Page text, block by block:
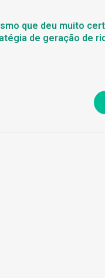
que deu muito
de geração de